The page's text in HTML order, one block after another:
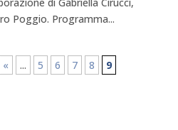
Poggio. Programma...
« ... 5 6 7 8 9